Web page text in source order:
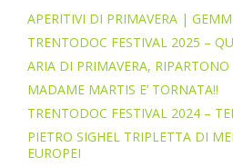
APERITIVI DI PRIMAVERA |
TRENTODOC FESTIVAL 2025 –
ARIA DI PRIMAVERA, RIPARTONO
MADAME MARTIS E’ TORNATA!!
TRENTODOC FESTIVAL 2024 –
PIETRO SIGHEL TRIPLETTA DI
EUROPEI